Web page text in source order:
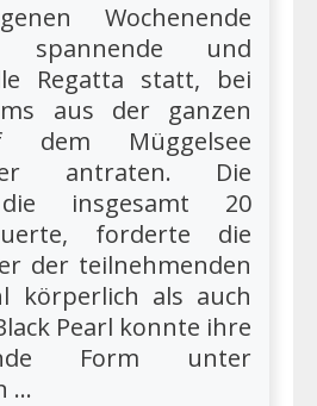
Wochenende
und
Regatta statt, bei
aus der ganzen
dem Müggelsee
antraten. Die
insgesamt 20
forderte die
der teilnehmenden
körperlich als auch
Pearl konnte ihre
Form unter
...